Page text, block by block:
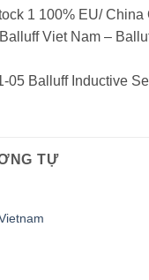
1 100% EU/ China
Viet Nam –
05 Balluff Inductive
TỰ